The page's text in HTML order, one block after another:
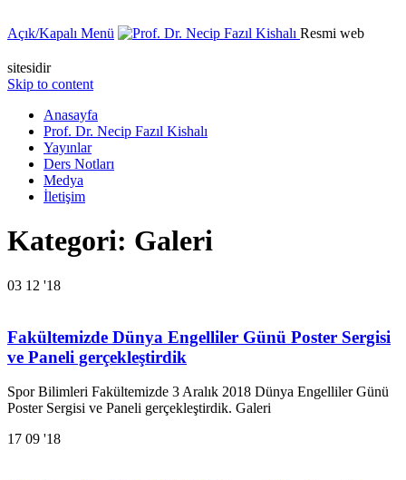
Açık/Kapalı Menü Resmi web
sitesidir
Skip to content
Anasayfa
Prof. Dr. Necip Fazıl Kishalı
Yayınlar
Ders Notları
Medya
İletişim
Kategori: Galeri
03 12 '18
Fakültemizde Dünya Engelliler Günü Poster Sergisi
ve Paneli gerçekleştirdik
Spor Bilimleri Fakültemizde 3 Aralık 2018 Dünya Engelliler Günü
Poster Sergisi ve Paneli gerçekleştirdik. Galeri
17 09 '18